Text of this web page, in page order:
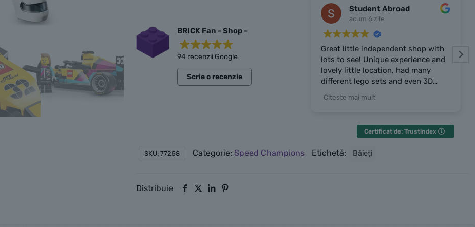
BRICK Fan - Shop -
94 recenzii Google
Scrie o recenzie
Student Abroad
acum 6 zile
Great little independent shop with
lots to see! Unique experience and
lovely little location, had many
different lego sets and even 3D
very chatty and friendly, highly
Citeste mai mult
Certificat de: Trustindex
SKU: 77258 Categorie: Speed Champions Etichetă: Băieți
Distribuie